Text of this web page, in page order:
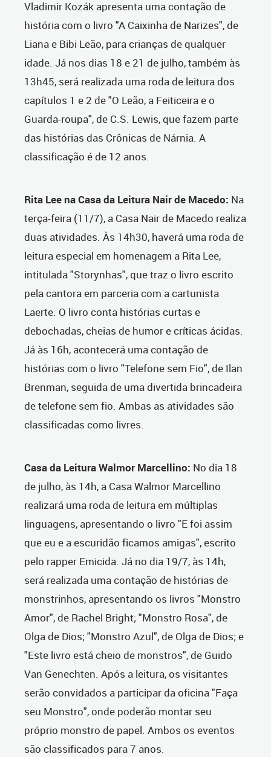
Vladimir Kozák apresenta uma contação de
história com o livro "A Caixinha de Narizes", de
Liana e Bibi Leão, para crianças de qualquer
idade. Já nos dias 18 e 21 de julho, também às
13h45, será realizada uma roda de leitura dos
capítulos 1 e 2 de "O Leão, a Feiticeira e o
Guarda-roupa", de C.S. Lewis, que fazem parte
das histórias das Crônicas de Nárnia. A
classificação é de 12 anos.
Rita Lee na Casa da Leitura Nair de Macedo: Na
terça-feira (11/7), a Casa Nair de Macedo realiza
duas atividades. Às 14h30, haverá uma roda de
leitura especial em homenagem a Rita Lee,
intitulada "Storynhas", que traz o livro escrito
pela cantora em parceria com a cartunista
Laerte. O livro conta histórias curtas e
debochadas, cheias de humor e críticas ácidas.
Já às 16h, acontecerá uma contação de
histórias com o livro "Telefone sem Fio", de Ilan
Brenman, seguida de uma divertida brincadeira
de telefone sem fio. Ambas as atividades são
classificadas como livres.
Casa da Leitura Walmor Marcellino: No dia 18
de julho, às 14h, a Casa Walmor Marcellino
realizará uma roda de leitura em múltiplas
linguagens, apresentando o livro "E foi assim
que eu e a escuridão ficamos amigas", escrito
pelo rapper Emicida. Já no dia 19/7, às 14h,
será realizada uma contação de histórias de
monstrinhos, apresentando os livros "Monstro
Amor", de Rachel Bright; "Monstro Rosa", de
Olga de Dios; "Monstro Azul", de Olga de Dios; e
"Este livro está cheio de monstros", de Guido
Van Genechten. Após a leitura, os visitantes
serão convidados a participar da oficina "Faça
seu Monstro", onde poderão montar seu
próprio monstro de papel. Ambos os eventos
são classificados para 7 anos.